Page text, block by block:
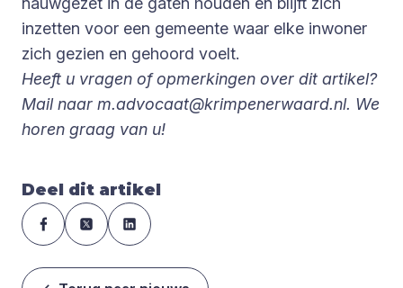
inzetten voor een gemeente waar elke inwoner
zich gezien en gehoord voelt.
Heeft u vragen of opmerkingen over dit artikel?
Mail naar m.advocaat@krimpenerwaard.nl. We
horen graag van u!
Deel dit artikel